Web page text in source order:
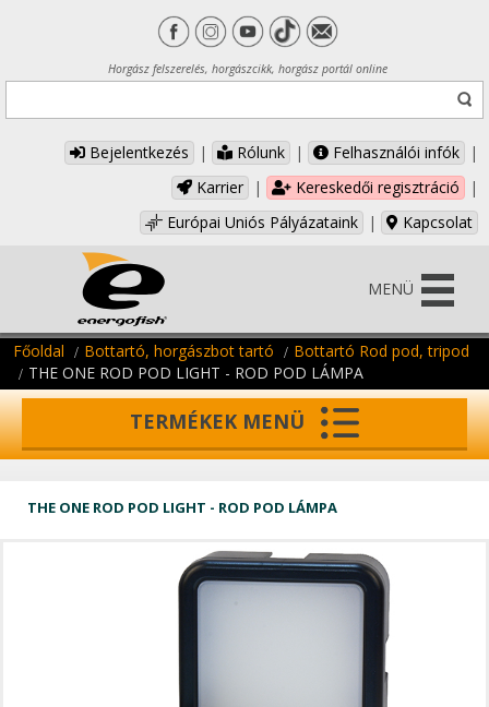
Horgász felszerelés, horgászcikk, horgász portál online
Bejelentkezés | Rólunk | Felhasználói infók
|
Karrier
| Kereskedői regisztráció
|
Európai Uniós Pályázataink
| Kapcsolat
MENÜ
Főoldal Bottartó, horgászbot tartó
Bottartó Rod pod, tripod
THE ONE ROD POD LIGHT - ROD POD LÁMPA
TERMÉKEK MENÜ
THE ONE ROD POD LIGHT - ROD POD LÁMPA